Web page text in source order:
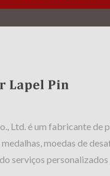
Ltd. é um fabricante de
moedas de
serviços